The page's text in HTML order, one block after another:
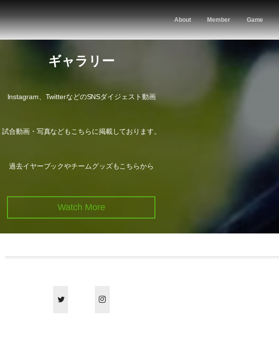
About Member Game
ギャラリー
Instagram、TwitterなどのSNSダイジェスト動画
試合動画・写真などもこちらに掲載しております。
過去イヤーブックやチームグッズもこちらから
Watch More